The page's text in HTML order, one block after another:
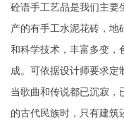
砼语手工艺品是我们主要
产的有手工水泥花砖，地
和科学技术，丰富多变，
成。可依据设计师要求定
当歌曲和传说都已沉寂，
的古代民族时，只有建筑